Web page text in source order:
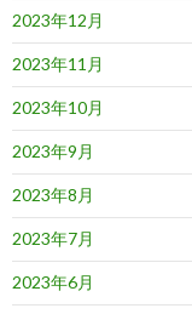
2023年12月
2023年11月
2023年10月
2023年9月
2023年8月
2023年7月
2023年6月